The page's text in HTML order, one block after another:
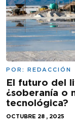
POR: REDACCIÓN
El futuro del
¿soberanía o
tecnológica?
OCTUBRE 28 , 2025